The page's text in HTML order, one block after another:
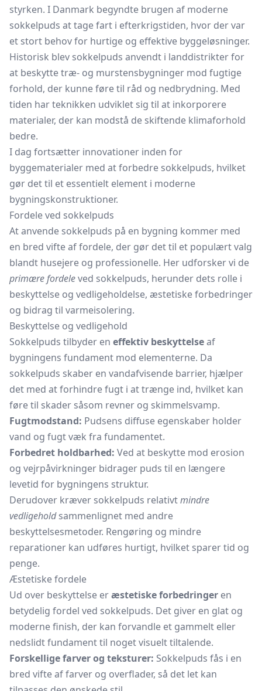
styrken. I Danmark begyndte brugen af moderne
sokkelpuds at tage fart i efterkrigstiden, hvor der var
et stort behov for hurtige og effektive byggeløsninger.
Historisk blev sokkelpuds anvendt i landdistrikter for
at beskytte træ- og murstensbygninger mod fugtige
forhold, der kunne føre til råd og nedbrydning. Med
tiden har teknikken udviklet sig til at inkorporere
materialer, der kan modstå de skiftende klimaforhold
bedre.
I dag fortsætter innovationer inden for
byggematerialer med at forbedre sokkelpuds, hvilket
gør det til et essentielt element i moderne
bygningskonstruktioner.
Fordele ved sokkelpuds
At anvende sokkelpuds på en bygning kommer med
en bred vifte af fordele, der gør det til et populært valg
blandt husejere og professionelle. Her udforsker vi de
primære fordeleved sokkelpuds, herunder dets rolle i
beskyttelse og vedligeholdelse, æstetiske forbedringer
og bidrag til varmeisolering.
Beskyttelse og vedligehold
Sokkelpuds tilbyder en effektiv beskyttelseaf
bygningens fundament mod elementerne. Da
sokkelpuds skaber en vandafvisende barrier, hjælper
det med at forhindre fugt i at trænge ind, hvilket kan
føre til skader såsom revner og skimmelsvamp.
Fugtmodstand: Pudsens diffuse egenskaber holder
vand og fugt væk fra fundamentet.
Forbedret holdbarhed: Ved at beskytte mod erosion
og vejrpåvirkninger bidrager puds til en længere
levetid for bygningens struktur.
Derudover kræver sokkelpuds relativtmindre
vedligeholdsammenlignet med andre
beskyttelsesmetoder. Rengøring og mindre
reparationer kan udføres hurtigt, hvilket sparer tid og
penge.
Æstetiske fordele
Ud over beskyttelse eræstetiske forbedringer en
betydelig fordel ved sokkelpuds. Det giver en glat og
moderne finish, der kan forvandle et gammelt eller
nedslidt fundament til noget visuelt tiltalende.
Forskellige farver og teksturer: Sokkelpuds fås i en
bred vifte af farver og overflader, så det let kan